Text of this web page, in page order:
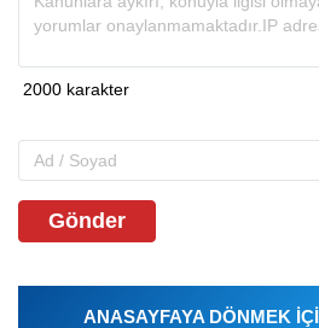
Gönder
ANASAYFAYA DÖNMEK